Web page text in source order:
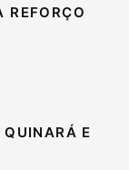
REFORÇO
E